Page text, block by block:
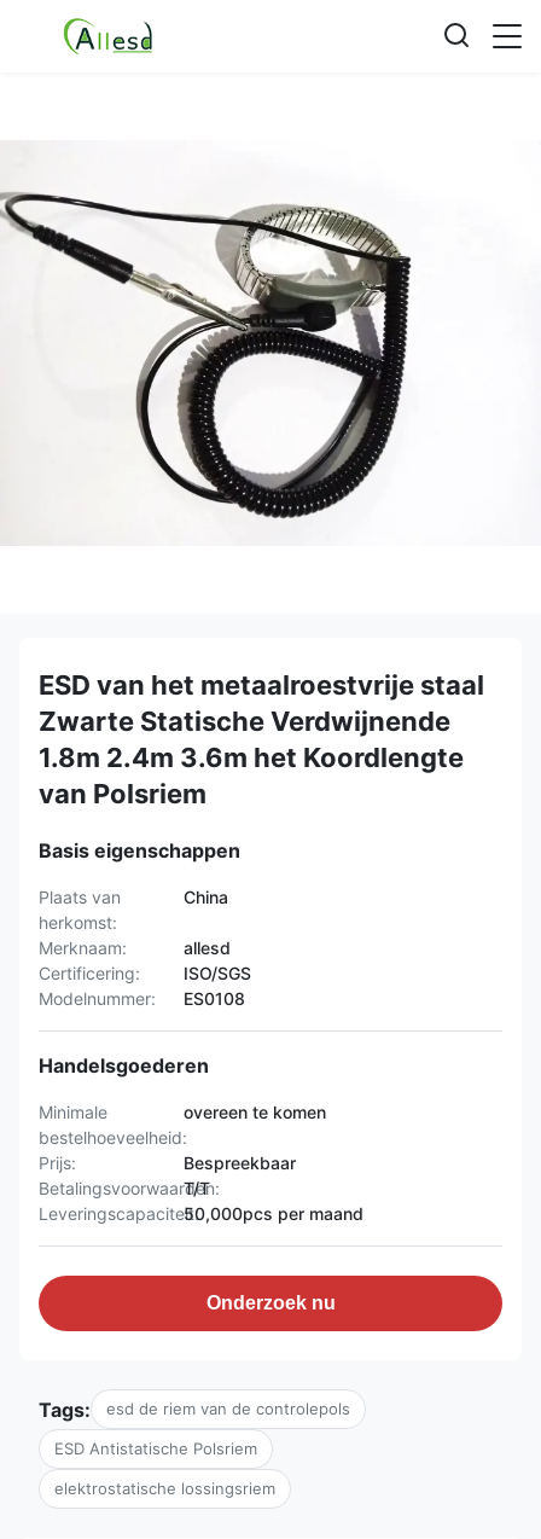
ESD van het metaalroestvrije staal
Zwarte Statische Verdwijnende
1.8m 2.4m 3.6m het Koordlengte
van Polsriem
Basis eigenschappen
Plaats van
herkomst:
China
Merknaam:
allesd
Certificering:
ISO/SGS
Modelnummer:
ES0108
Handelsgoederen
Minimale
bestelhoeveelheid:
overeen te komen
Prijs:
Bespreekbaar
Betalingsvoorwaarden:
T/T
Leveringscapaciteit:50,000pcs per maand
Onderzoek nu
Tags: esd de riem van de controlepols
ESD Antistatische Polsriem
elektrostatische lossingsriem